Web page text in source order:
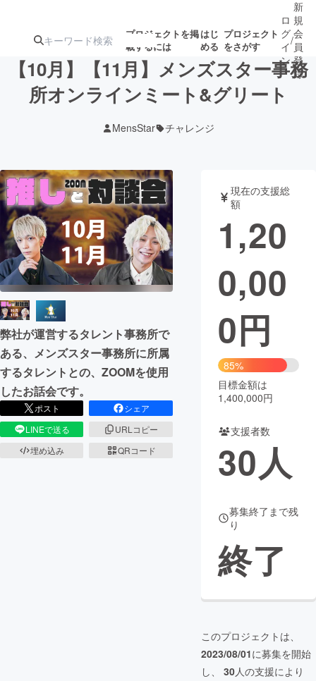
プロジェクトを掲
載するには
はじ
める
プロジェクト
をさがす
ジェクト
ロジェクト
アート・写真 音楽
テクノロジー・ガジェット ゲーム・サ
映像・映画
まちづくり・地域活性化
CAMPFIRE for Social Good
CAMPFIRE Creation
CAMPFIREふるさと納税
コミュニティ
ロ
グ
イ
ン
/
新
規
会
員
登
録
【10月】【11月】メンズスター事務
所オンラインミート&グリート
MensStar チャレンジ
弊社が運営するタレント事務所で
ある、メンズスター事務所に所属
するタレントとの、ZOOMを使用
したお話会です。
ポスト
シェア
LINEで送る
URLコピー
埋め込み
QRコード
現在の支援総
額
1,20
0,00
0円
85%
目標金額は
1,400,000円
支援者数
30人
募集終了まで残
り
終了
このプロジェクトは、
2023/08/01に募集を開始
し、 30人の支援により